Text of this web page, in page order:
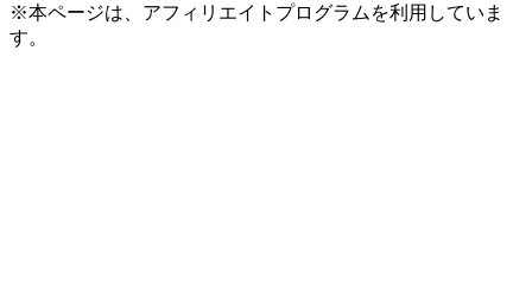
※本ページは、アフィリエイトプログラムを利用していま
す。